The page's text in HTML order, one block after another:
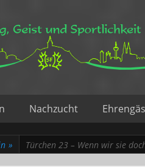
Geist und
des Rheinlands
Nachzucht
» Türchen 23 – Wenn wir sie